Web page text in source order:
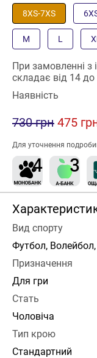
8XS-7XS
M L
При замовленні з
складає від 14 до
Наявність
730 грн 475
Для уточнення
Вид спорту
Футбол,
Призначення
Для гри
Стать
Чоловіча
Тип крою
Стандартний